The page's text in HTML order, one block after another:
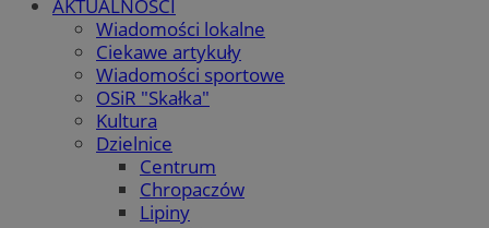
AKTUALNOŚCI
Wiadomości lokalne
Ciekawe artykuły
Wiadomości sportowe
OSiR "Skałka"
Kultura
Dzielnice
Centrum
Chropaczów
Lipiny